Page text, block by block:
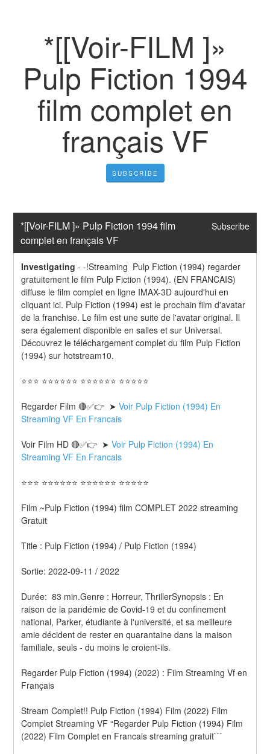
*[[Voir-FILM ]»
Pulp Fiction 1994
film complet en
français VF
SUBSCRIBE
*[[Voir-FILM ]» Pulp Fiction 1994 film
complet en français VF
Subscribe
Investigating --!Streaming  Pulp Fiction (1994) regarder
gratuitement le film Pulp Fiction (1994). (EN FRANCAIS)
diffuse le film complet en ligne IMAX-3D aujourd'hui en
cliquant ici. Pulp Fiction (1994) est le prochain film d'avatar
de la franchise. Le film est une suite de l'avatar original. Il
sera également disponible en salles et sur Universal.
Découvrez le téléchargement complet du film Pulp Fiction
(1994) sur hotstream10.
⭐⭐⭐ ⭐⭐⭐⭐⭐⭐ ⭐⭐⭐⭐⭐⭐ ⭐⭐⭐⭐⭐
Regarder Film 🔴✅👉  ➤ Voir Pulp Fiction (1994) En
Streaming VF En Francais
Voir Film HD 🔴✅👉  ➤ Voir Pulp Fiction (1994) En
Streaming VF En Francais
⭐⭐⭐ ⭐⭐⭐⭐⭐⭐ ⭐⭐⭐⭐⭐⭐ ⭐⭐⭐⭐⭐
Film ~Pulp Fiction (1994) film COMPLET 2022 streaming
Gratuit
Title : Pulp Fiction (1994) / Pulp Fiction (1994)
Sortie: 2022-09-11 / 2022
Durée:  83 min.Genre : Horreur, ThrillerSynopsis : En
raison de la pandémie de Covid-19 et du confinement
national, Parker, étudiante à l'université, et sa meilleure
amie décident de rester en quarantaine dans la maison
familiale, seuls - du moins le croient-ils.
Regarder Pulp Fiction (1994) (2022) : Film Streaming Vf en
Français
Stream Complet!! Pulp Fiction (1994) Film (2022) Film
Complet Streaming VF “Regarder Pulp Fiction (1994) Film
(2022) Film Complet en Francais streaming gratuit```